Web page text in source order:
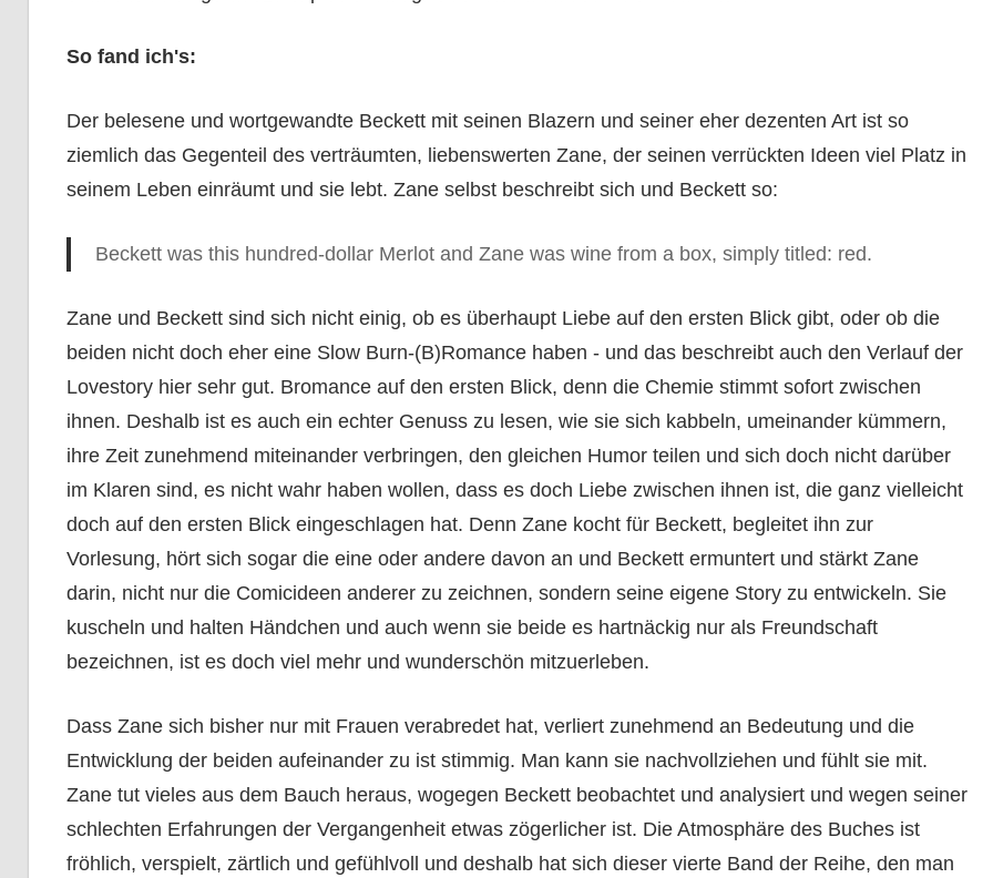
So fand ich's:
Der belesene und wortgewandte Beckett mit seinen Blazern und seiner eher dezenten Art ist so
ziemlich das Gegenteil des verträumten, liebenswerten Zane, der seinen verrückten Ideen viel Platz in
seinem Leben einräumt und sie lebt. Zane selbst beschreibt sich und Beckett so:
Beckett was this hundred-dollar Merlot and Zane was wine from a box, simply titled: red.
Zane und Beckett sind sich nicht einig, ob es überhaupt Liebe auf den ersten Blick gibt, oder ob die
beiden nicht doch eher eine Slow Burn-(B)Romance haben - und das beschreibt auch den Verlauf der
Lovestory hier sehr gut. Bromance auf den ersten Blick, denn die Chemie stimmt sofort zwischen
ihnen. Deshalb ist es auch ein echter Genuss zu lesen, wie sie sich kabbeln, umeinander kümmern,
ihre Zeit zunehmend miteinander verbringen, den gleichen Humor teilen und sich doch nicht darüber
im Klaren sind, es nicht wahr haben wollen, dass es doch Liebe zwischen ihnen ist, die ganz vielleicht
doch auf den ersten Blick eingeschlagen hat. Denn Zane kocht für Beckett, begleitet ihn zur
Vorlesung, hört sich sogar die eine oder andere davon an und Beckett ermuntert und stärkt Zane
darin, nicht nur die Comicideen anderer zu zeichnen, sondern seine eigene Story zu entwickeln. Sie
kuscheln und halten Händchen und auch wenn sie beide es hartnäckig nur als Freundschaft
bezeichnen, ist es doch viel mehr und wunderschön mitzuerleben.
Dass Zane sich bisher nur mit Frauen verabredet hat, verliert zunehmend an Bedeutung und die
Entwicklung der beiden aufeinander zu ist stimmig. Man kann sie nachvollziehen und fühlt sie mit.
Zane tut vieles aus dem Bauch heraus, wogegen Beckett beobachtet und analysiert und wegen seiner
schlechten Erfahrungen der Vergangenheit etwas zögerlicher ist. Die Atmosphäre des Buches ist
fröhlich, verspielt, zärtlich und gefühlvoll und deshalb hat sich dieser vierte Band der Reihe, den man